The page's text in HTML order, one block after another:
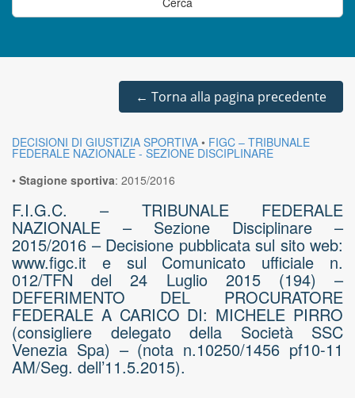
← Torna alla pagina precedente
DECISIONI DI GIUSTIZIA SPORTIVA • FIGC – TRIBUNALE
FEDERALE NAZIONALE - SEZIONE DISCIPLINARE
• Stagione sportiva: 2015/2016
F.I.G.C. – TRIBUNALE FEDERALE
NAZIONALE – Sezione Disciplinare –
2015/2016 – Decisione pubblicata sul sito web:
www.figc.it e sul Comunicato ufficiale n.
012/TFN del 24 Luglio 2015 (194) –
DEFERIMENTO DEL PROCURATORE
FEDERALE A CARICO DI: MICHELE PIRRO
(consigliere delegato della Società SSC
Venezia Spa) – (nota n.10250/1456 pf10-11
AM/Seg. dell’11.5.2015).